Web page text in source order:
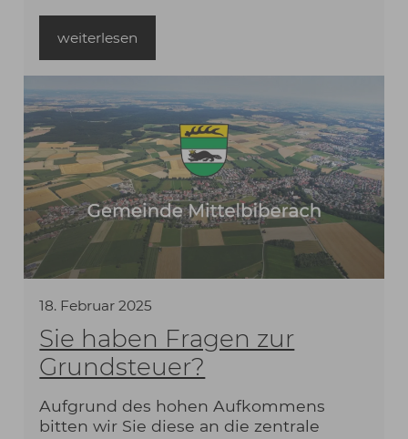
werden nur noch digitale Lichtbilder für
die Antragstellung akzeptiert und
Passbilder können von der
Gemeindeverwaltung nicht mehr
verwendet werden.
weiterlesen
18. Februar 2025
Sie haben Fragen zur
Grundsteuer?
Aufgrund des hohen Aufkommens
bitten wir Sie diese an die zentrale